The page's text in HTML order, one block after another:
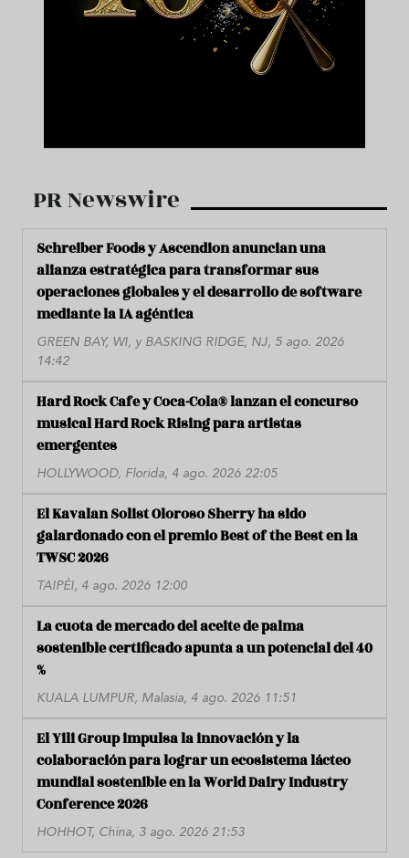
PR Newswire
Schreiber Foods y Ascendion anuncian una
alianza estratégica para transformar sus
operaciones globales y el desarrollo de software
mediante la IA agéntica
GREEN BAY, WI, y BASKING RIDGE, NJ, 5 ago. 2026
14:42
Hard Rock Cafe y Coca-Cola® lanzan el concurso
musical Hard Rock Rising para artistas
emergentes
HOLLYWOOD, Florida, 4 ago. 2026 22:05
El Kavalan Solist Oloroso Sherry ha sido
galardonado con el premio Best of the Best en la
TWSC 2026
TAIPÉI, 4 ago. 2026 12:00
La cuota de mercado del aceite de palma
sostenible certificado apunta a un potencial del 40
%
KUALA LUMPUR, Malasia, 4 ago. 2026 11:51
El Yili Group impulsa la innovación y la
colaboración para lograr un ecosistema lácteo
mundial sostenible en la World Dairy Industry
Conference 2026
HOHHOT, China, 3 ago. 2026 21:53